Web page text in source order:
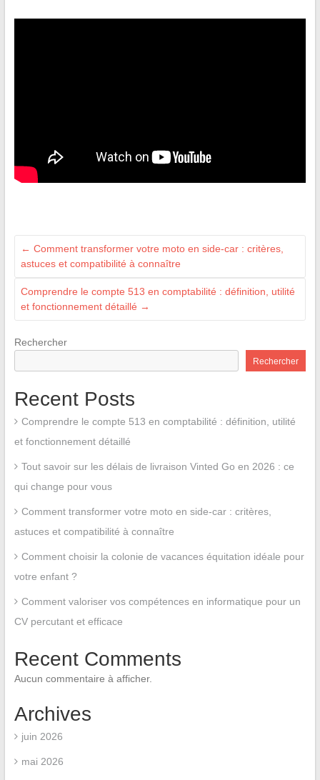
← Comment transformer votre moto en side-car : critères,
astuces et compatibilité à connaître
Comprendre le compte 513 en comptabilité : définition, utilité
et fonctionnement détaillé →
Rechercher
Rechercher
Recent Posts
Comprendre le compte 513 en comptabilité : définition, utilité
et fonctionnement détaillé
Tout savoir sur les délais de livraison Vinted Go en 2026 : ce
qui change pour vous
Comment transformer votre moto en side-car : critères,
astuces et compatibilité à connaître
Comment choisir la colonie de vacances équitation idéale pour
votre enfant ?
Comment valoriser vos compétences en informatique pour un
CV percutant et efficace
Recent Comments
Aucun commentaire à afficher.
Archives
juin 2026
mai 2026